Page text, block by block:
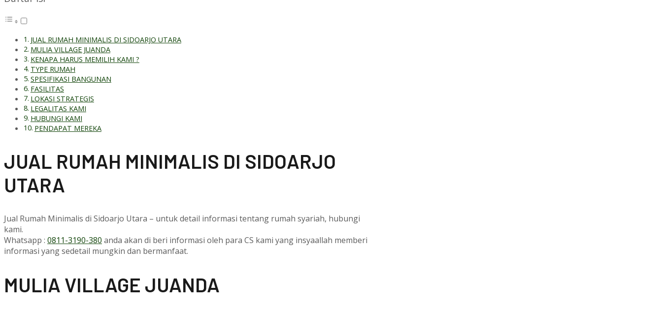
JUAL RUMAH MINIMALIS DI SIDOARJO UTARA
MULIA VILLAGE JUANDA
KENAPA HARUS MEMILIH KAMI ?
TYPE RUMAH
SPESIFIKASI BANGUNAN
FASILITAS
LOKASI STRATEGIS
LEGALITAS KAMI
HUBUNGI KAMI
PENDAPAT MEREKA
JUAL RUMAH MINIMALIS DI SIDOARJO
UTARA
Jual Rumah Minimalis di Sidoarjo Utara – untuk detail informasi tentang rumah syariah, hubungi
kami.
Whatsapp : 0811-3190-380 anda akan di beri informasi oleh para CS kami yang insyaallah memberi
informasi yang sedetail mungkin dan bermanfaat.
MULIA VILLAGE JUANDA